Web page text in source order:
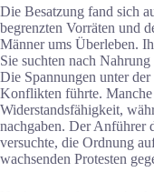
Die Besatzung fand sich
begrenzten Vorräten und
Männer ums Überleben.
Sie suchten nach
Die Spannungen unter
Konflikten führte.
Widerstandsfähigkeit,
nachgaben. Der Anführer
versuchte, die Ordnung
wachsenden Protesten